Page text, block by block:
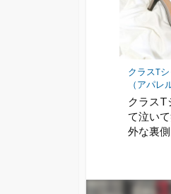
クラスT
（アパレ
クラスT
て泣い
外な裏